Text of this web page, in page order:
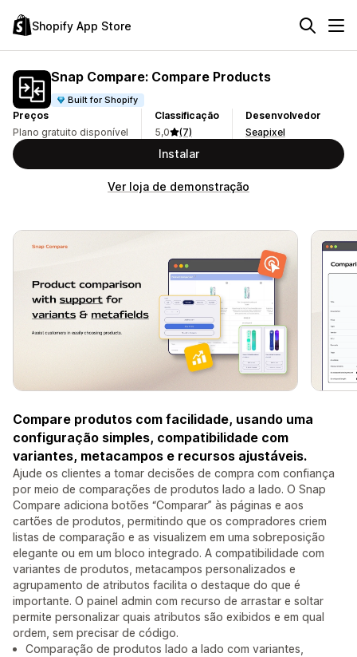
Shopify App Store
Snap Compare: Compare Products
Built for Shopify
Preços
Plano gratuito disponível
Classificação
5,0
(7)
Desenvolvedor
Seapixel
Instalar
Ver loja de demonstração
Compare produtos com facilidade, usando uma
configuração simples, compatibilidade com
variantes, metacampos e recursos ajustáveis.
Ajude os clientes a tomar decisões de compra com confiança
por meio de comparações de produtos lado a lado. O Snap
Compare adiciona botões “Comparar” às páginas e aos
cartões de produtos, permitindo que os compradores criem
listas de comparação e as visualizem em uma sobreposição
elegante ou em um bloco integrado. A compatibilidade com
variantes de produtos, metacampos personalizados e
agrupamento de atributos facilita o destaque do que é
importante. O painel admin com recurso de arrastar e soltar
permite personalizar quais atributos são exibidos e em qual
ordem, sem precisar de código.
Comparação de produtos lado a lado com variantes,